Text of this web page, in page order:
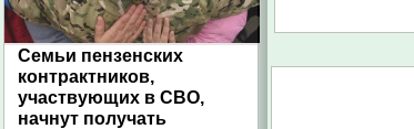
Семьи пензенских
контрактников,
участвующих в СВО,
начнут получать